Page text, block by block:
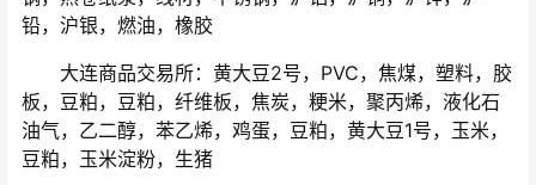
铅，沪银，燃油，橡胶
大连商品交易所：黄大豆2号，PVC，焦煤，塑料，胶
板，豆粕，豆粕，纤维板，焦炭，粳米，聚丙烯，液化石
油气，乙二醇，苯乙烯，鸡蛋，豆粕，黄大豆1号，玉米，
豆粕，玉米淀粉，生猪